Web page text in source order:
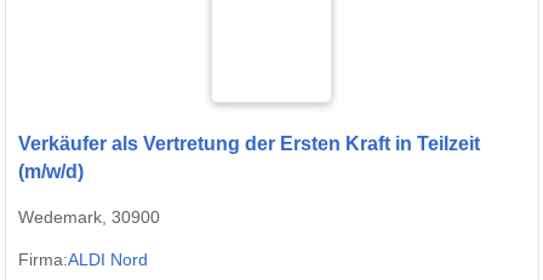
Verkäufer als Vertretung der Ersten Kraft in Teilzeit
(m/w/d)
Wedemark, 30900
Firma:ALDI Nord